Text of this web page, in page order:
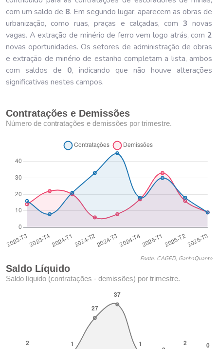
com um saldo de 8. Em segundo lugar, aparecem as obras de
urbanização, como ruas, praças e calçadas, com 3 novas
vagas. A extração de minério de ferro vem logo atrás, com 2
novas oportunidades. Os setores de administração de obras
e extração de minério de estanho completam a lista, ambos
com saldos de 0, indicando que não houve alterações
significativas nestes campos.
Contratações e Demissões
Número de contratações e demissões por trimestre.
Fonte: CAGED, GanhaQuanto
Saldo Líquido
Saldo líquido (contratações - demissões) por trimestre.